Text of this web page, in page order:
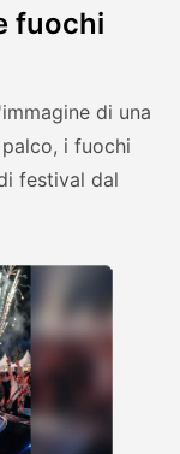
fuochi
di una
i fuochi
festival dal